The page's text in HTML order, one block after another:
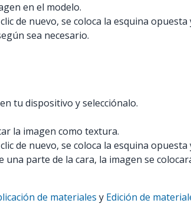
en el modelo.
de nuevo, se coloca la esquina
sea necesario.
tu dispositivo y selecciónalo.
la imagen como textura.
de nuevo, se coloca la esquina
parte de la cara, la imagen se
de materiales y Edición de